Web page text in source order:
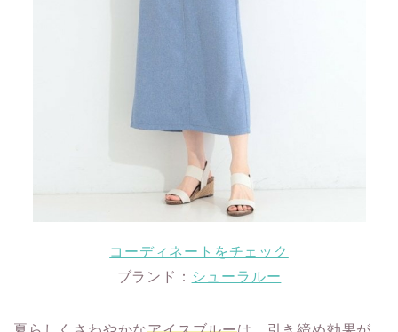
コーディネートをチェック
ブランド： シューラルー